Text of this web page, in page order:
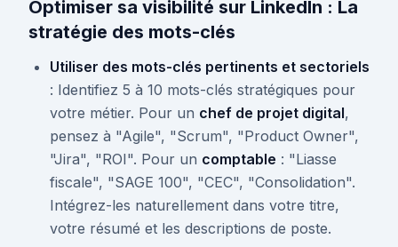
Optimiser sa visibilité sur LinkedIn : La
stratégie des mots-clés
Utiliser des mots-clés pertinents et sectoriels
: Identifiez 5 à 10 mots-clés stratégiques pour
votre métier. Pour un chef de projet digital,
pensez à "Agile", "Scrum", "Product Owner",
"Jira", "ROI". Pour un comptable : "Liasse
fiscale", "SAGE 100", "CEC", "Consolidation".
Intégrez-les naturellement dans votre titre,
votre résumé et les descriptions de poste.